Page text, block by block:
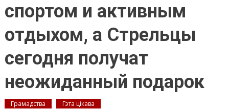
спортом и активным
отдыхом, а Стрельцы
сегодня получат
неожиданный подарок
Грамадства Гэта цікава